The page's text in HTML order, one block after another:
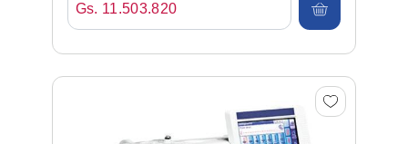
Gs. 11.503.820